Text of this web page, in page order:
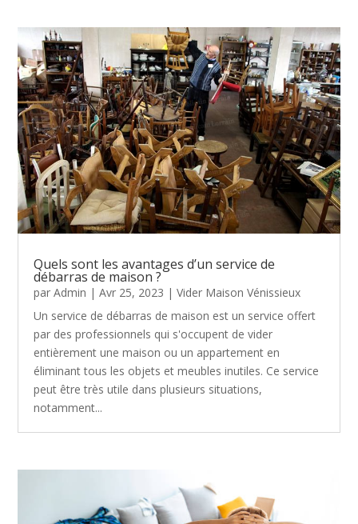
Quels sont les avantages d’un service de
débarras de maison ?
parAdmin |Avr 25, 2023 |Vider Maison Vénissieux
Un service de débarras de maison est un service offert
par des professionnels qui s'occupent de vider
entièrement une maison ou un appartement en
éliminant tous les objets et meubles inutiles. Ce service
peut être très utile dans plusieurs situations,
notamment...